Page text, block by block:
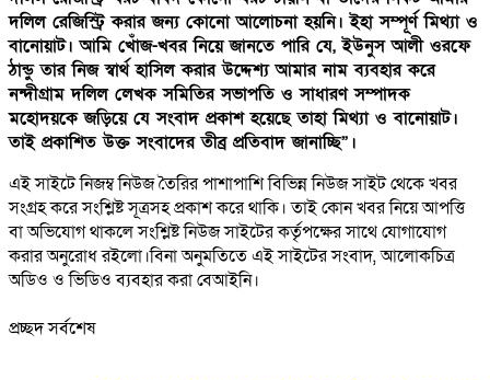
দলিল রেজিস্ট্রি করার জন্য কোনো আলোচনা হয়নি। ইহা সম্পূর্ণ মিথ্যা ও
বানোয়াট। আমি খোঁজ-খবর নিয়ে জানতে পারি যে, ইউনুস আলী ওরফে
ঠান্ডু তার নিজ স্বার্থ হাসিল করার উদ্দেশ্য আমার নাম ব্যবহার করে
নন্দীগ্রাম দলিল লেখক সমিতির সভাপতি ও সাধারণ সম্পাদক
মহোদয়কে জড়িয়ে যে সংবাদ প্রকাশ হয়েছে তাহা মিথ্যা ও বানোয়াট।
তাই প্রকাশিত উক্ত সংবাদের তীব্র প্রতিবাদ জানাচ্ছি”।
এই সাইটে নিজম্ব নিউজ তৈরির পাশাপাশি বিভিন্ন নিউজ সাইট থেকে খবর
সংগ্রহ করে সংশ্লিষ্ট সূত্রসহ প্রকাশ করে থাকি। তাই কোন খবর নিয়ে আপত্তি
বা অভিযোগ থাকলে সংশ্লিষ্ট নিউজ সাইটের কর্তৃপক্ষের সাথে যোগাযোগ
করার অনুরোধ রইলো।বিনা অনুমতিতে এই সাইটের সংবাদ, আলোকচিত্র
অডিও ও ভিডিও ব্যবহার করা বেআইনি।
প্রচ্ছদ সর্বশেষ